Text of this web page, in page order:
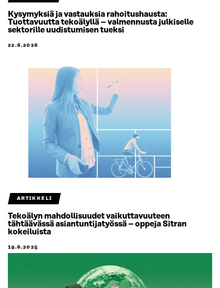
Kysymyksiä ja vastauksia rahoitushausta:
Tuottavuutta tekoälyllä – valmennusta julkiselle
sektorille uudistumisen tueksi
22.6.2026
ARTIKKELI
Tekoälyn mahdollisuudet vaikuttavuuteen
tähtäävässä asiantuntijatyössä – oppeja Sitran
kokeiluista
19.6.2025